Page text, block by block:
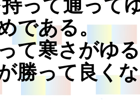
って通っ
めである。
て寒さがゆ
勝って良く